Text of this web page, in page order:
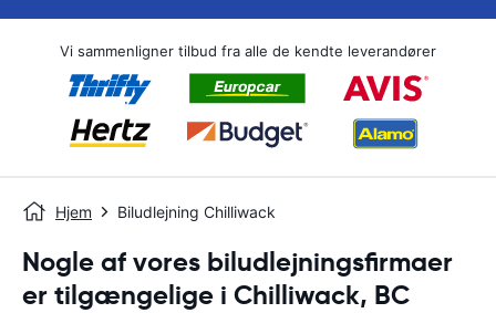
Vi sammenligner tilbud fra alle de kendte leverandører
Hjem Biludlejning Chilliwack
Nogle af vores biludlejningsfirmaer
er tilgængelige i Chilliwack, BC